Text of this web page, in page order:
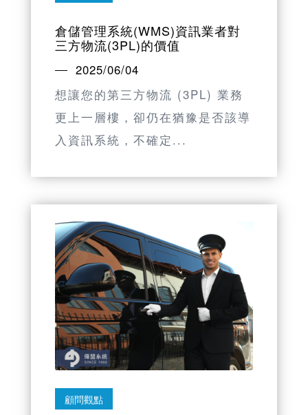
倉儲管理系統(WMS)資訊業者對
三方物流(3PL)的價值
2025/06/04
想讓您的第三方物流 (3PL) 業務
更上一層樓，卻仍在猶豫是否該導
入資訊系統，不確定...
顧問觀點